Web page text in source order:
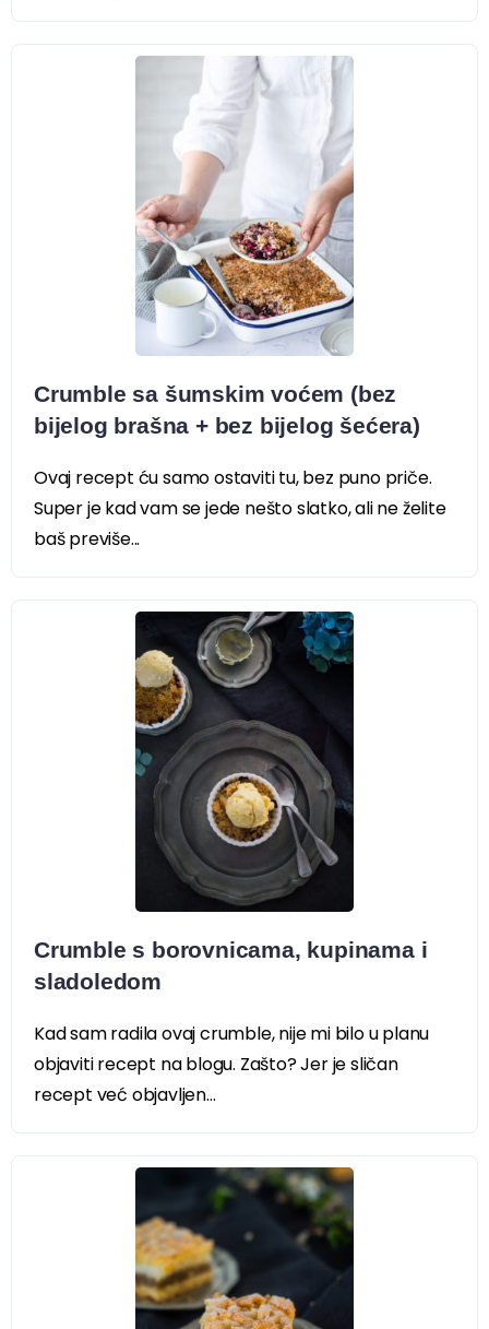
Crumble sa šumskim voćem (bez
bijelog brašna + bez bijelog šećera)
Ovaj recept ću samo ostaviti tu, bez puno priče.
Super je kad vam se jede nešto slatko, ali ne želite
baš previše...
Crumble s borovnicama, kupinama i
sladoledom
Kad sam radila ovaj crumble, nije mi bilo u planu
objaviti recept na blogu. Zašto? Jer je sličan
recept već objavljen...